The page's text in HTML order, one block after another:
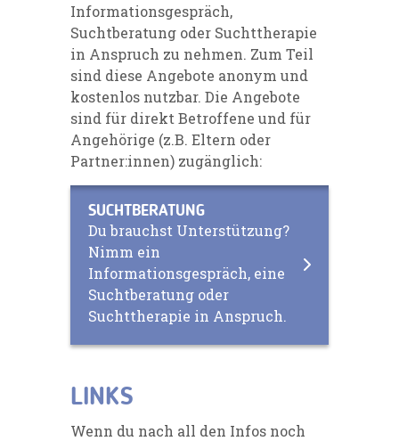
Informationsgespräch,
Suchtberatung oder Suchttherapie
in Anspruch zu nehmen. Zum Teil
sind diese Angebote anonym und
kostenlos nutzbar. Die Angebote
sind für direkt Betroffene und für
Angehörige (z.B. Eltern oder
Partner:innen) zugänglich:
SUCHTBERATUNG
Du brauchst Unterstützung?
Nimm ein
Informationsgespräch, eine
Suchtberatung oder
Suchttherapie in Anspruch.
LINKS
Wenn du nach all den Infos noch